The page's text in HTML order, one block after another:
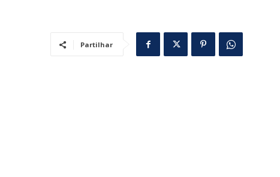
Partilhar